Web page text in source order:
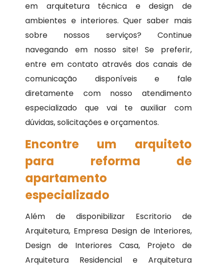
em arquitetura técnica e design de
ambientes e interiores. Quer saber mais
sobre nossos serviços? Continue
navegando em nosso site! Se preferir,
entre em contato através dos canais de
comunicação disponíveis e fale
diretamente com nosso atendimento
especializado que vai te auxiliar com
dúvidas, solicitações e orçamentos.
Encontre um arquiteto
para reforma de
apartamento
especializado
Além de disponibilizar Escritorio de
Arquitetura, Empresa Design de Interiores,
Design de Interiores Casa, Projeto de
Arquitetura Residencial e Arquitetura